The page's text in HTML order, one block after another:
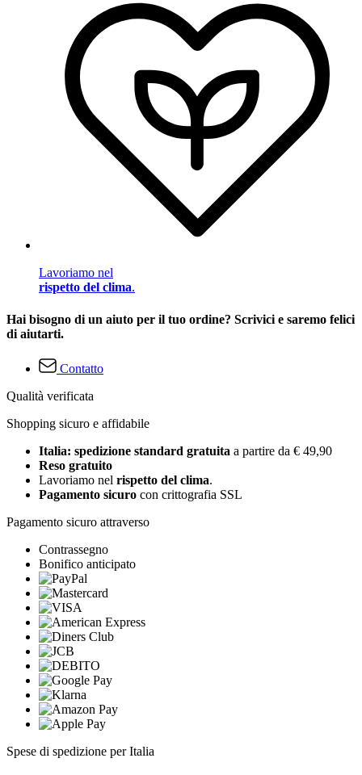
Lavoriamo nel
rispetto del clima.
Hai bisogno di un aiuto per il tuo ordine? Scrivici e saremo felici
di aiutarti.
Contatto
Qualità verificata
Shopping sicuro e affidabile
Italia: spedizione standard gratuita a partire da € 49,90
Reso gratuito
Lavoriamo nel rispetto del clima.
Pagamento sicuro con crittografia SSL
Pagamento sicuro attraverso
Contrassegno
Bonifico anticipato
Spese di spedizione per Italia